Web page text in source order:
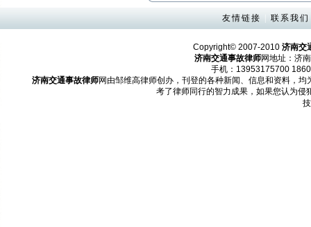
友情链接 联系我们
Copyright© 2007-2010 济南交
济南交通事故律师网地址：济
手机：13953175700
济南交通事故律师网由邹维高律师创办，刊登的各种新闻、信息和资料，均
考了律师同行的智力成果，如果您认为侵